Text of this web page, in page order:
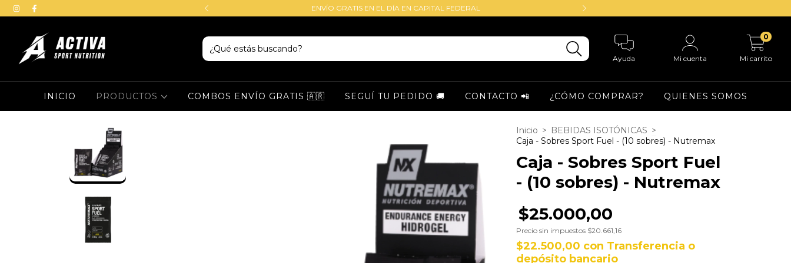
POR TRANSFERENCIA ENVÍO GRATIS EN EL DÍA EN CAPITAL FEDERAL
Ayuda Mi cuenta Mi carrito
0
INICIO PRODUCTOS COMBOS ENVÍO GRATIS 🇦🇷 SEGUÍ TU PEDIDO 🚚 CONTACTO 📲 ¿CÓMO COMPRAR? QUIENES SOMOS
Inicio > BEBIDAS ISOTÓNICAS >
Caja - Sobres Sport Fuel - (10 sobres) - Nutremax
Caja - Sobres Sport Fuel
- (10 sobres) - Nutremax
$25.000,00
Precio sin impuestos $20.661,16
$22.500,00 con Transferencia o
depósito bancario